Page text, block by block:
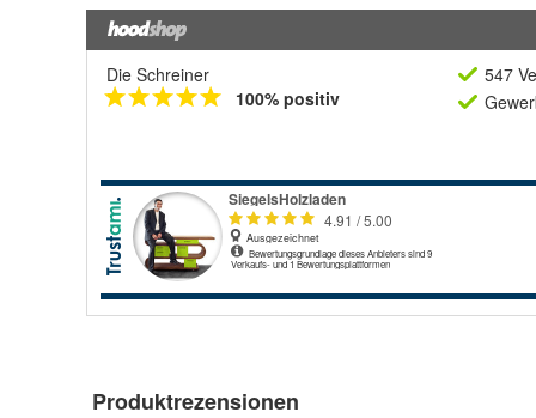
Die Schreiner
100% positiv
547
Produktrezensionen